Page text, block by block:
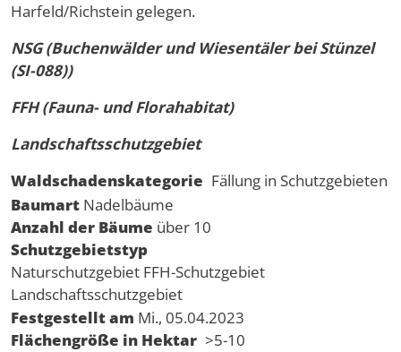
Harfeld/Richstein gelegen.
NSG (Buchenwälder und Wiesentäler bei Stünzel
(SI-088))
FFH (Fauna- und Florahabitat)
Landschaftsschutzgebiet
Waldschadenskategorie Fällung in Schutzgebieten
Baumart Nadelbäume
Anzahl der Bäume über 10
Schutzgebietstyp
Naturschutzgebiet FFH-Schutzgebiet
Landschaftsschutzgebiet
Festgestellt am Mi., 05.04.2023
Flächengröße in Hektar >5-10